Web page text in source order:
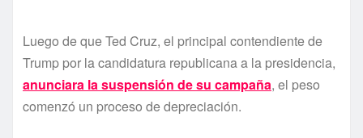
Luego de que Ted Cruz, el principal contendiente de
Trump por la candidatura republicana a la presidencia,
anunciara la suspensión de su campaña, el peso
comenzó un proceso de depreciación.